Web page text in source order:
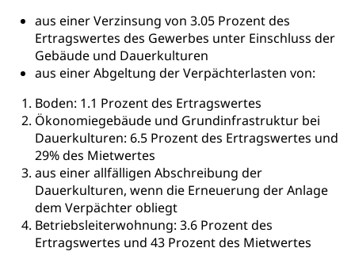
aus einer Verzinsung von 3.05 Prozent des
Ertragswertes des Gewerbes unter Einschluss der
Gebäude und Dauerkulturen
aus einer Abgeltung der Verpächterlasten von:
Boden: 1.1 Prozent des Ertragswertes
Ökonomiegebäude und Grundinfrastruktur bei
Dauerkulturen: 6.5 Prozent des Ertragswertes und
29% des Mietwertes
aus einer allfälligen Abschreibung der
Dauerkulturen, wenn die Erneuerung der Anlage
dem Verpächter obliegt
Betriebsleiterwohnung: 3.6 Prozent des
Ertragswertes und 43 Prozent des Mietwertes
Kindergarten & Basisstufe
Frühe Förderung
Konsumentenrechte, Produktsicherheit,
Preisüberwachung, Preisüberwacher,
Konsumentenorganisation, parallele Einfuhr,
regionale Erschöpfung, nationale Erschöpfung,
Cassis-deDijon-Prinzip
Lebensmittelkontrolle und
Verbraucherschutz
Krankenversicherung
Unfallversicherung, Berufsunfallversicherung,
Krankheit, Unfall, Prämienverbilligung,
Krankenkasse
Krankenversicherung (WAS Luzern)
Lebensmittelsicherheit